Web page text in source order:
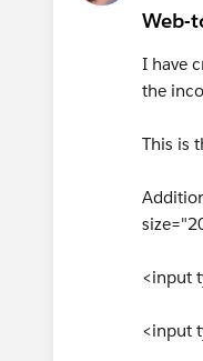
Web-
I have
the
This is
<input
<input